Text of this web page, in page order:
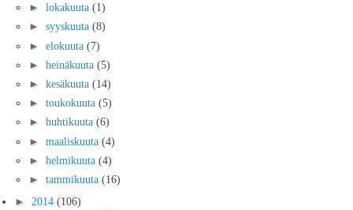
► lokakuuta (1)
► syyskuuta (8)
► elokuuta (7)
► heinäkuuta (5)
► kesäkuuta (14)
► toukokuuta (5)
► huhtikuuta (6)
► maaliskuuta (4)
► helmikuuta (4)
► tammikuuta (16)
► 2014 (106)